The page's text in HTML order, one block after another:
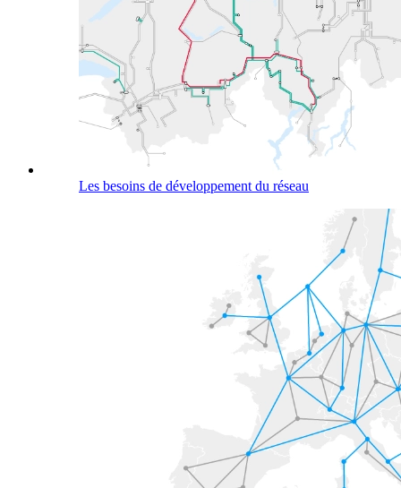
Les besoins de développement du réseau